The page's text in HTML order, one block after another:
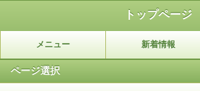
トップページ
メニュー 新着情報
ページ選択